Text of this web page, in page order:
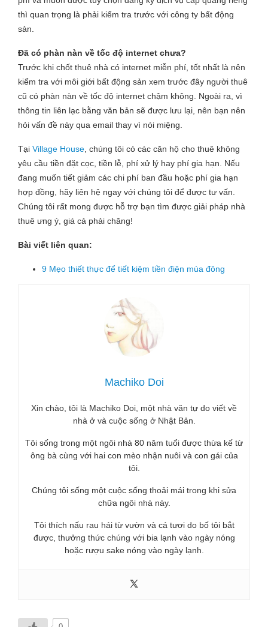
thì quan trọng là phải kiểm tra trước với công ty bất động
sản.
Đã có phàn nàn về tốc độ internet chưa?
Trước khi chốt thuê nhà có internet miễn phí, tốt nhất là nên
kiểm tra với môi giới bất động sản xem trước đây người thuê
cũ có phàn nàn về tốc độ internet chậm không. Ngoài ra, vì
thông tin liên lạc bằng văn bản sẽ được lưu lại, nên bạn nên
hỏi vấn đề này qua email thay vì nói miệng.
Tại Village House , chúng tôi có các căn hộ cho thuê không
yêu cầu tiền đặt cọc, tiền lễ, phí xử lý hay phí gia hạn. Nếu
đang muốn tiết giảm các chi phí ban đầu hoặc phí gia hạn
hợp đồng, hãy liên hệ ngay với chúng tôi để được tư vấn.
Chúng tôi rất mong được hỗ trợ bạn tìm được giải pháp nhà
thuê ưng ý, giá cả phải chăng!
Bài viết liên quan:
9 Mẹo thiết thực để tiết kiệm tiền điện mùa đông
Machiko Doi
Xin chào, tôi là Machiko Doi, một nhà văn tự do viết về
nhà ở và cuộc sống ở Nhật Bản.
Tôi sống trong một ngôi nhà 80 năm tuổi được thừa kế từ
ông bà cùng với hai con mèo nhận nuôi và con gái của
tôi.
Chúng tôi sống một cuộc sống thoải mái trong khi sửa
chữa ngôi nhà này.
Tôi thích nấu rau hái từ vườn và cá tươi do bố tôi bắt
được, thưởng thức chúng với bia lạnh vào ngày nóng
hoặc rượu sake nóng vào ngày lạnh.